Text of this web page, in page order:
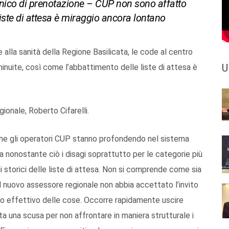
di prenotazione – CUP non sono affatto
di attesa è miraggio ancora lontano
sanità della Regione Basilicata, le code al centro
così come l’abbattimento delle liste di attesa è
Roberto Cifarelli.
gli operatori CUP stanno profondendo nel sistema
nonostante ciò i disagi soprattutto per le categorie più
storici delle liste di attesa. Non si comprende come sia
assessore regionale non abbia accettato l’invito
effettivo delle cose. Occorre rapidamente uscire
una scusa per non affrontare in maniera strutturale i